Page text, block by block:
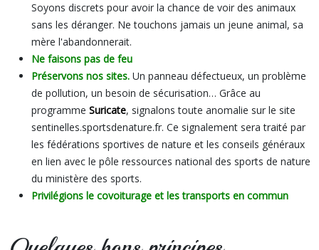
Soyons discrets pour avoir la chance de voir des animaux
sans les déranger. Ne touchons jamais un jeune animal, sa
mère l'abandonnerait.
Ne faisons pas de feu
Préservons nos sites. Un panneau défectueux, un problème
de pollution, un besoin de sécurisation… Grâce au
programme Suricate, signalons toute anomalie sur le site
sentinelles.sportsdenature.fr. Ce signalement sera traité par
les fédérations sportives de nature et les conseils généraux
en lien avec le pôle ressources national des sports de nature
du ministère des sports.
Privilégions le covoiturage et les transports en commun